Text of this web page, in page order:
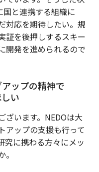
国と連携する組織に
対応を期待したい。規
証を後押しするスキー
開発を進められるので
ップの精神で
い
ざいます。NEDOは大
アップの支援も行って
究に携わる方々にメッ